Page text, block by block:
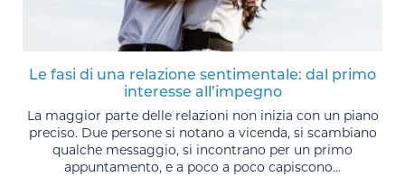
Le fasi di una relazione sentimentale: dal primo
interesse all’impegno
La maggior parte delle relazioni non inizia con un piano
preciso. Due persone si notano a vicenda, si scambiano
qualche messaggio, si incontrano per un primo
appuntamento, e a poco a poco capiscono...